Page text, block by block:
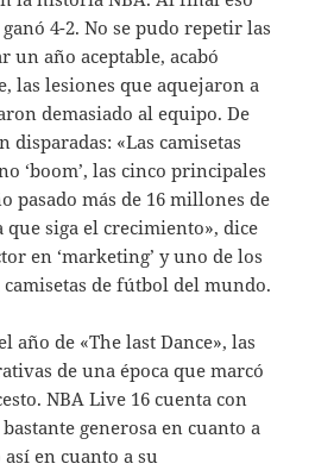
4-2. No se pudo repetir las
un año aceptable, acabó
las lesiones que aquejaron a
demasiado al equipo. De
disparadas: «Las camisetas
‘boom’, las cinco principales
pasado más de 16 millones de
que siga el crecimiento», dice
en ‘marketing’ y uno de los
de fútbol del mundo.
año de «The last Dance», las
de una época que marcó
NBA Live 16 cuenta con
generosa en cuanto a
en cuanto a su